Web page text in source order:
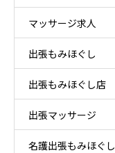
マッサージ求人
出張もみほぐし
出張もみほぐし店
出張マッサージ
名護出張もみほぐし